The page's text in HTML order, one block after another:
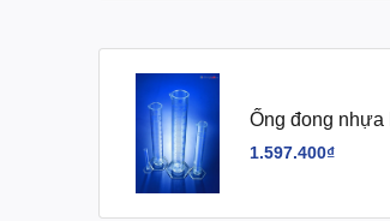
Ống đong nhựa
1.597.400₫